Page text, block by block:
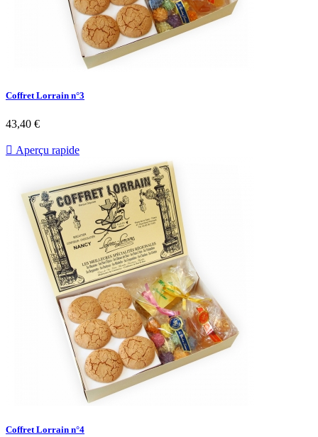
Coffret Lorrain n°3
43,40 €
 Aperçu rapide
Coffret Lorrain n°4